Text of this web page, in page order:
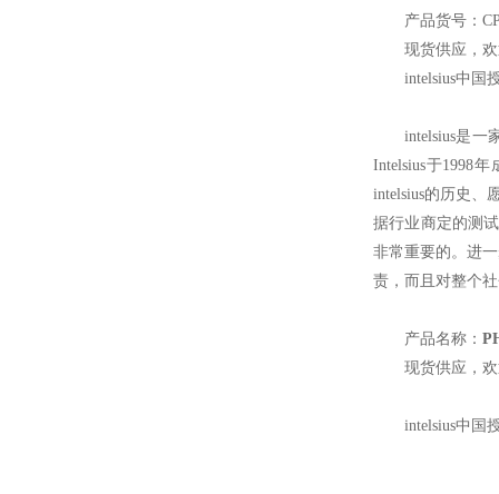
产品货号：
现货供应，
intelsius中国
intelsius是一
Intelsius于1998
intelsius的历史、
据行业商定的测
非常重要的。进
责，而且对整个
产品名称：
现货供应，
intelsius中国